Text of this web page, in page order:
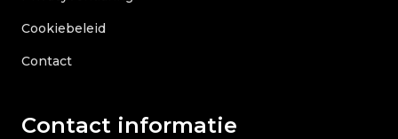
Cookiebeleid
Contact
Contact informatie